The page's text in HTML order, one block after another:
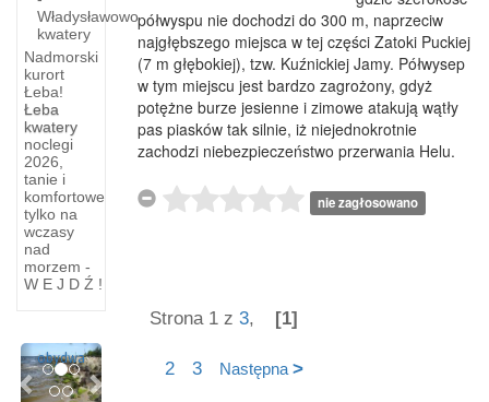
Władysławowo
kwatery
Nadmorski
kurort
Łeba!
Łeba
kwatery
noclegi
2026,
tanie i
komfortowe
tylko na
wczasy
nad
morzem -
W E J D Ź !
Na
Trasie
Gdańsk
?
Gdynia
Około
20-
kilometrową
obydwa
PreviousNext
półwyspu nie dochodzi do 300 m, naprzeciw
najgłębszego miejsca w tej części Zatoki Puckiej
(7 m głębokiej), tzw. Kuźnickiej Jamy. Półwysep
w tym miejscu jest bardzo zagrożony, gdyż
potężne burze jesienne i zimowe atakują wątły
pas piasków tak silnie, iż niejednokrotnie
zachodzi niebezpieczeństwo przerwania Helu.
nie zagłosowano
Strona 1 z 3, [1]
2 3 Następna >